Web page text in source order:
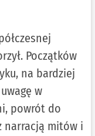
Początków
na bardziej
w
powrót do
narracją mitów i